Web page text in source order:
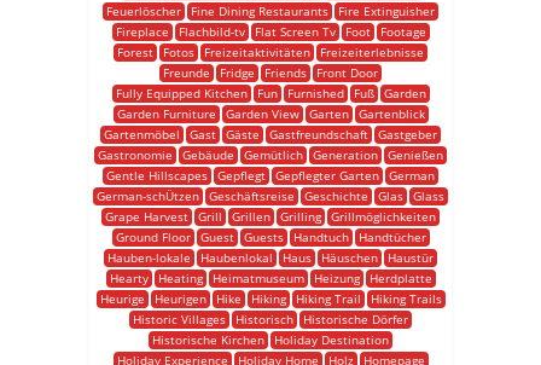
Feuerlöscher
Fine Dining Restaurants
Fire Extinguisher
Fireplace
Flachbild-tv Flat Screen Tv Foot
Footage
Forest
Fotos Freizeitaktivitäten
Freizeiterlebnisse
Freunde
Fridge Friends
Front Door
Fully Equipped Kitchen
Fun Furnished Fuß
Garden
Garden Furniture
Garden View Garten
Gartenblick
Gartenmöbel
Gast Gäste Gastfreundschaft Gastgeber
Gastronomie
Gebäude Gemütlich Generation Genießen
Gentle Hillscapes Gepflegt Gepflegter Garten German
German-schÜtzen Geschäftsreise Geschichte Glas Glass
Grape Harvest Grill Grillen Grilling Grillmöglichkeiten
Ground Floor
Guest Guests Handtuch
Handtücher
Hauben-lokale
Haubenlokal Haus Häuschen
Haustür
Hearty
Heating Heimatmuseum Heizung
Herdplatte
Heurige
Heurigen Hike Hiking Hiking Trail
Hiking Trails
Historic Villages
Historisch
Historische Dörfer
Historische Kirchen
Holiday Destination
Holiday Experience
Holiday Home Holz
Homepage